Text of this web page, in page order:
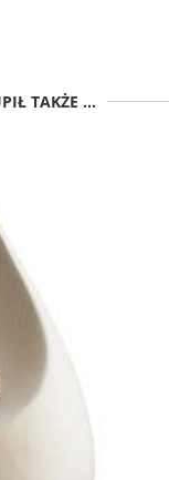
TAKŻE ...